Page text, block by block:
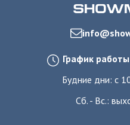
График
Будние дни: с
Сб. - Вс.: